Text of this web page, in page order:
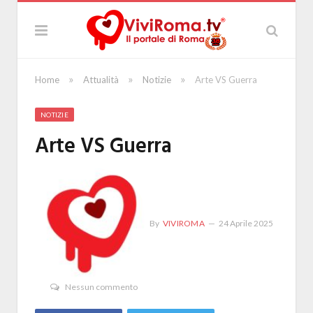
Home » Attualità » Notizie » Arte VS Guerra
NOTIZIE
Arte VS Guerra
By VIVIROMA 24 Aprile 2025
Nessun commento